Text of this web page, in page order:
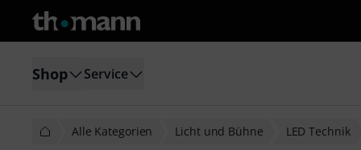
Shop Service
Alle Kategorien Licht und Bühne LED Technik